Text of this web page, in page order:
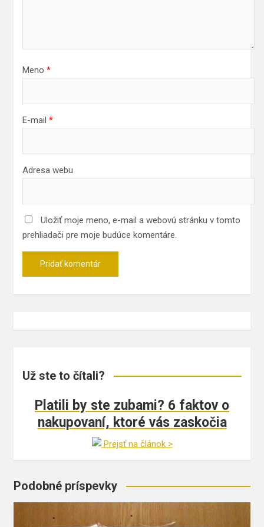
Meno *
E-mail *
Adresa webu
Uložiť moje meno, e-mail a webovú stránku v tomto
prehliadači pre moje budúce komentáre.
Už ste to čítali?
Platili by ste zubami? 6 faktov o
nakupovaní, ktoré vás zaskočia
Prejsť na článok >
Podobné príspevky